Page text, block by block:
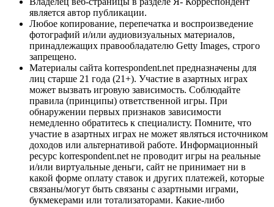
является автор публикации.
Любое копирование, перепечатка и воспроизведение
фотографий и/или аудиовизуальных материалов,
принадлежащих правообладателю Getty Images, строго
запрещено.
Материалы сайта korrespondent.net предназначены для
лиц старше 21 года (21+). Участие в азартных играх
может вызвать игровую зависимость. Соблюдайте
правила (принципы) ответственной игры. При
обнаружении первых признаков зависимости
немедленно обратитесь к специалисту. Помните, что
участие в азартных играх не может являться источником
доходов или альтернативой работе. Информационный
ресурс korrespondent.net не проводит игры на реальные
и/или виртуальные деньги, сайт не принимает ни в
какой форме оплату ставок и других платежей, которые
связаны/могут быть связаны с азартными играми,
букмекерами или тотализаторами. Какие-либо